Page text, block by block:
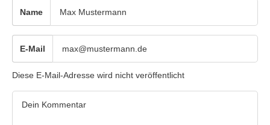
Name
E-Mail
Diese E-Mail-Adresse wird nicht veröffentlicht